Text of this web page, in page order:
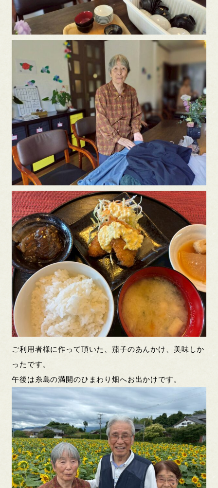
ご利用者様に作って頂いた、茄子のあんかけ、美味しか
ったです。
午後は糸島の満開のひまわり畑へお出かけです。